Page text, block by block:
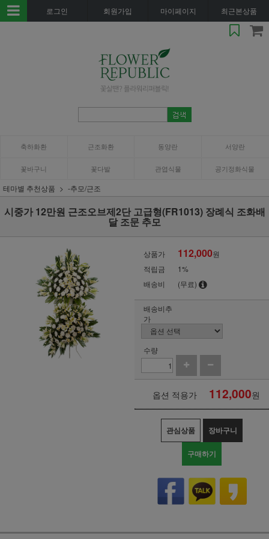
로그인 회원가입 마이페이지 최근본상품
축하화환 근조화환 동양란 서양란
꽃바구니 꽃다발 관엽식물 공기정화식물
테마별 추천상품 -추모/근조
시중가 12만원 근조오브제2단 고급형(FR1013) 장례식 조화배
달 조문 추모
상품가 112,000원
적립금
1%
배송비
(무료)
배송비추
가
수량
옵션 적용가 112,000원
관심상품 장바구니
구매하기